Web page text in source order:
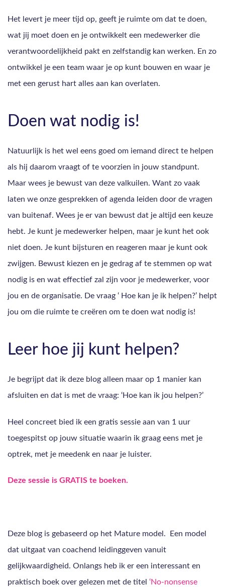
Het levert je meer tijd op, geeft je ruimte om dat te doen,
wat jij moet doen en je ontwikkelt een medewerker die
verantwoordelijkheid pakt en zelfstandig kan werken. En zo
ontwikkel je een team waar je op kunt bouwen en waar je
met een gerust hart alles aan kan overlaten.
Doen wat nodig is!
Natuurlijk is het wel eens goed om iemand direct te helpen
als hij daarom vraagt of te voorzien in jouw standpunt.
Maar wees je bewust van deze valkuilen. Want zo vaak
laten we onze gesprekken of agenda leiden door de vragen
van buitenaf. Wees je er van bewust dat je altijd een keuze
hebt. Je kunt je medewerker helpen, maar je kunt het ook
niet doen. Je kunt bijsturen en reageren maar je kunt ook
zwijgen. Bewust kiezen en je gedrag af te stemmen op wat
nodig is en wat effectief zal zijn voor je medewerker, voor
jou en de organisatie. De vraag ‘ Hoe kan je ik helpen?’ helpt
jou om die ruimte te creëren om te doen wat nodig is!
Leer hoe jij kunt helpen?
Je begrijpt dat ik deze blog alleen maar op 1 manier kan
afsluiten en dat is met de vraag: ‘Hoe kan ik jou helpen?’
Heel concreet bied ik een gratis sessie aan van 1 uur
toegespitst op jouw situatie waarin ik graag eens met je
optrek, met je meedenk en naar je luister.
Deze sessie is GRATIS te boeken.
Deze blog is gebaseerd op het Mature model. Een model
dat uitgaat van coachend leidinggeven vanuit
gelijkwaardigheid. Onlangs heb ik er een interessant en
praktisch boek over gelezen met de titel ‘No-nonsense